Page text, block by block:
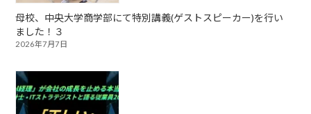
母校、中央大学商学部にて特別講義(ゲストスピーカー)を行い
ました！３
2026年7月7日